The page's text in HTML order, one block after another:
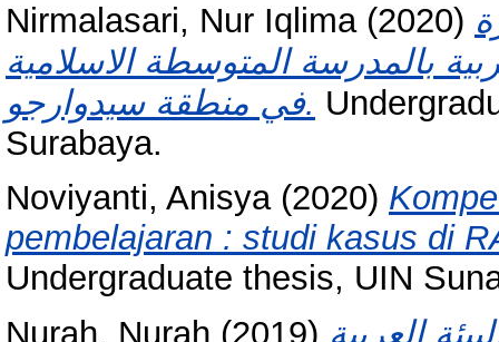
Nirmalasari, Nur Iqlima(2020)
بالمدرسة المتوسطة الاسلامية
في منطقة سيدوارجو.
Surabaya.
Noviyanti, Anisya(2020)
pembelajaran : studi kasus di
Undergraduate thesis, UIN
Nurah, Nurah (2019) العربية